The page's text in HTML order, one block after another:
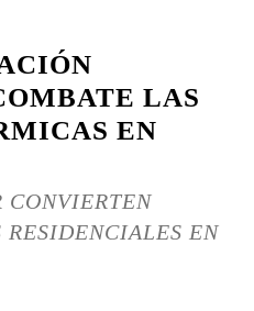
LAS
EN
CONVIERTEN
EN